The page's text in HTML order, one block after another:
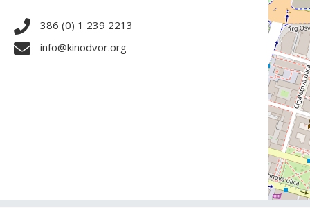
386 (0) 1 239 2213
info@kinodvor.org